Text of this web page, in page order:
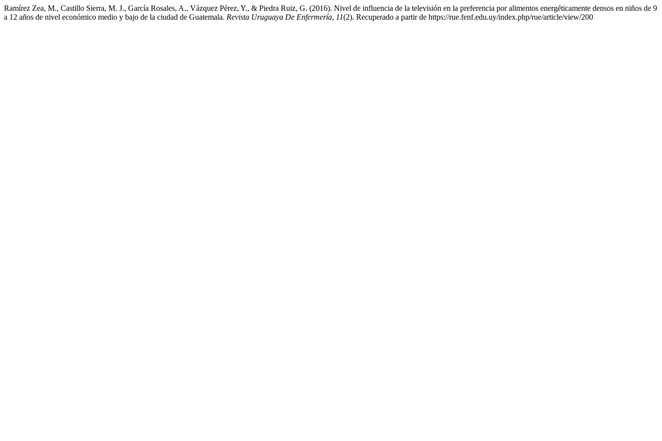
Ramírez Zea, M., Castillo Sierra, M. J., García Rosales, A., Vázquez Pérez, Y., & Piedra Ruiz, G. (2016). Nivel de influencia de la televisión en la preferencia por alimentos energéticamente densos en niños de 9
a 12 años de nivel económico medio y bajo de la ciudad de Guatemala. Revista Uruguaya De Enfermería, 11(2). Recuperado a partir de https://rue.fenf.edu.uy/index.php/rue/article/view/200